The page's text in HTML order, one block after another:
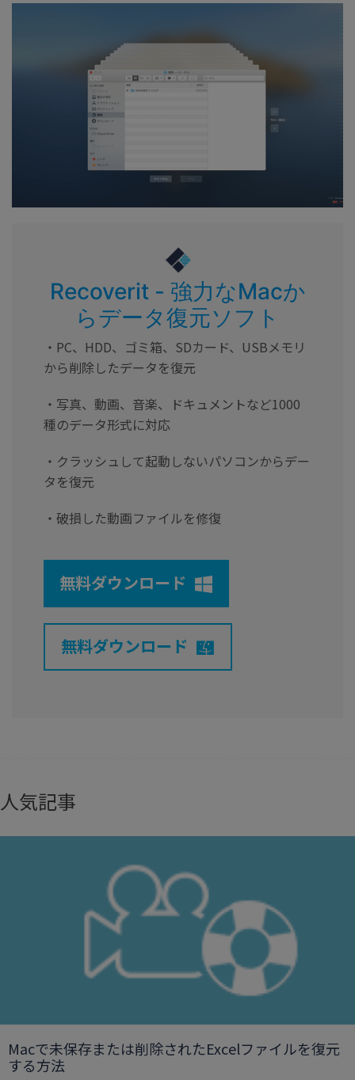
Recoverit - 強力なMacか
らデータ復元ソフト
・PC、HDD、ゴミ箱、SDカード、USBメモリ
から削除したデータを復元
・写真、動画、音楽、ドキュメントなど1000
種のデータ形式に対応
・クラッシュして起動しないパソコンからデー
タを復元
・破損した動画ファイルを修復
無料ダウンロード
無料ダウンロード
人気記事
Macで未保存または削除されたExcelファイルを復元
する方法